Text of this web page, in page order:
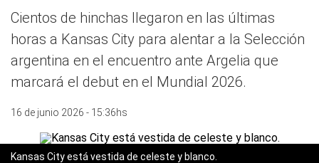
Cientos de hinchas llegaron en las últimas
horas a Kansas City para alentar a la Selección
argentina en el encuentro ante Argelia que
marcará el debut en el Mundial 2026.
16 de junio 2026 - 15:36hs
Kansas City está vestida de celeste y blanco.